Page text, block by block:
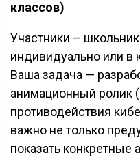
классов)
Участники –
индивидуально или в
Ваша задача —
анимационный ролик
противодействия
важно не только
показать конкретные